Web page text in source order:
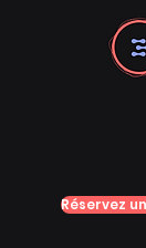
Réservez